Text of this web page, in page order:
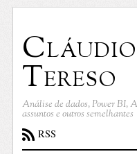
Cláudio
Tereso
Análise de dados, Power BI,
assuntos e outros semelhantes
RSS